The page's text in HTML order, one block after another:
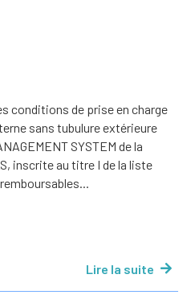
conditions de prise en charge
sans tubulure extérieure
SYSTEM de la
inscrite au titre I de la liste
Lire la suite